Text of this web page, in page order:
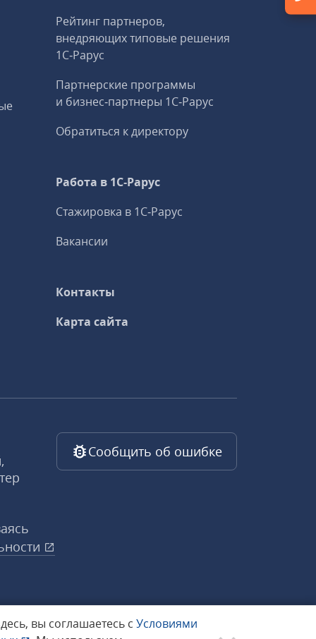
вы соглашаетесь с Условиями
Рейтинг партнеров,
внедряющих типовые решения
1С‑Рарус
Партнерские программы
и бизнес‑партнеры 1С‑Рарус
Обратиться к директору
Работа в 1С‑Рарус
Стажировка в 1С‑Рарус
Вакансии
Контакты
Карта сайта
Сообщить об ошибке